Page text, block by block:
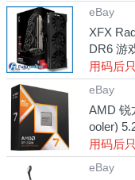
eBay
XFX
DR6 游
用码后
eBay
AMD 锐
ooler)
优惠！
用码后
eBay